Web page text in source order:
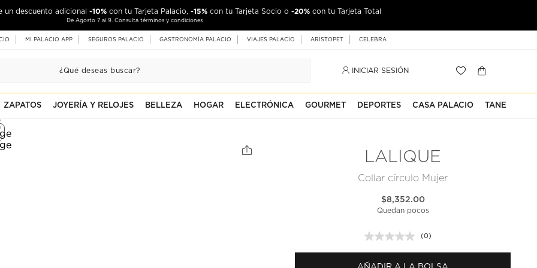
un descuento adicional -10% con tu Tarjeta Palacio, -15% con tu Tarjeta Socio o -20% con tu Tarjeta Total
De Agosto 7 al 9. Consulta términos y condiciones
MI PALACIO APP SEGUROS PALACIO GASTRONOMÍA PALACIO VIAJES PALACIO ARISTOPET CELEBRA
INICIAR SESIÓN
ZAPATOS JOYERÍA Y RELOJES BELLEZA HOGAR ELECTRÓNICA GOURMET DEPORTES CASA PALACIO TANE
LALIQUE
Collar círculo Mujer
$8,352.00
Quedan pocos
Sin
puntuación.
(0)